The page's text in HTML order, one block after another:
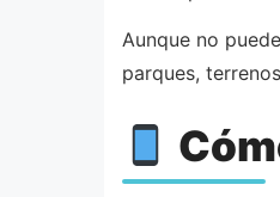
Aunque no
parques,